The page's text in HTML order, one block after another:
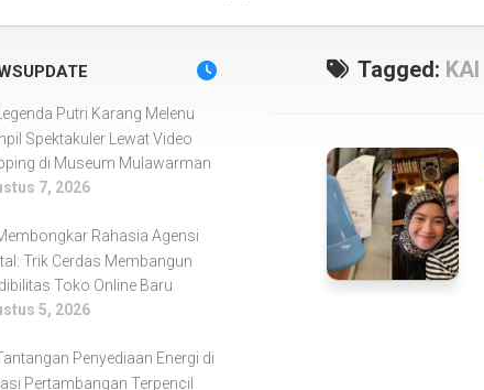
Tagged: KAI
Legenda Putri Karang Melenu
Spektakuler Lewat Video
di Museum Mulawarman
7, 2026
Rahasia Agensi
Trik Cerdas Membangun
Toko Online Baru
5, 2026
Penyediaan Energi di
Pertambangan Terpencil